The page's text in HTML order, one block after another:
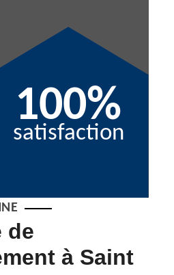
100%
satisfaction
de
à Saint